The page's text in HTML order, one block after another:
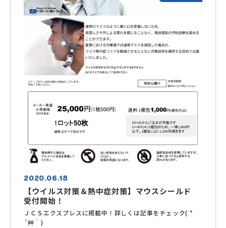
㎝ × 長さ２０㎝色：白のみ 販売価格 ￥１，５００-/袋
※送料別途 メーカー取り寄せ商品の為、午前中にご注文で翌
日お届けになります。※在庫状況により納品日が変わりま
す。都度ご確認ください。 《現金購入ご希望のお客様へ》お
振込み等での対応も可能です。ぜひ一度お問い合わせくださ
い！☎０４５－８６４－１３０６
2020.06.18
【ウイルス対策＆熱中症対策】マウスシールド
受付開始！
ＪＣＳエクスプレスに掲載中！詳しくは記事をチェック( *
´艸｀)